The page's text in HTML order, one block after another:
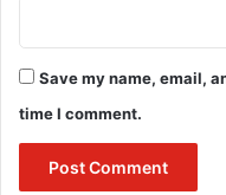
Save my name, email,
time I comment.